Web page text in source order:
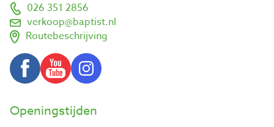
026 351 2856
verkoop@baptist.nl
Routebeschrijving
Openingstijden